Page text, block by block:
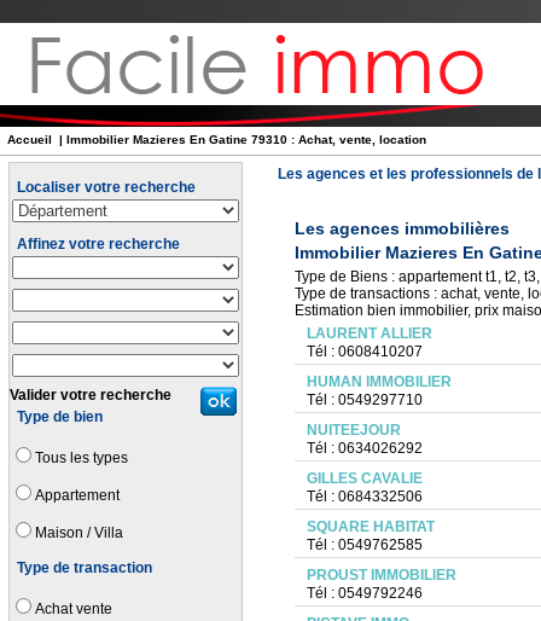
Accueil | Immobilier Mazieres En Gatine 79310 : Achat, vente, location
Localiser votre recherche
Affinez votre recherche
Valider votre recherche
Type de bien
Tous les types
Appartement
Maison / Villa
Type de transaction
Achat vente
Les agences et les professionnels
Les agences immobilières
Immobilier Mazieres En
Type de Biens : appartement t1, t2,
Type de transactions : achat, vente,
Estimation bien immobilier, prix
LAURENT ALLIER
Tél : 0608410207
HUMAN IMMOBILIER
Tél : 0549297710
NUITEEJOUR
Tél : 0634026292
GILLES CAVALIE
Tél : 0684332506
SQUARE HABITAT
Tél : 0549762585
PROUST IMMOBILIER
Tél : 0549792246